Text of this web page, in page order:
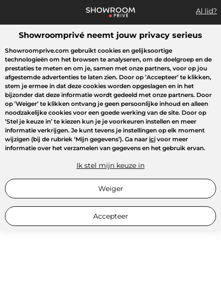
Al lid?
Wat zoek je?
Overzicht sales Sport Fashion Kids Beauty
Showroomprivé neemt jouw privacy serieus
Showroomprive.com gebruikt cookies en gelijksoortige
technologieën om het browsen te analyseren, om de doelgroep en de
prestaties te meten en om je, samen met onze partners, voor op jou
afgestemde advertenties te laten zien. Door op ’Accepteer’ te klikken,
stem je ermee in dat deze cookies worden opgeslagen en in het
bijzonder dat deze informatie wordt gedeeld met onze partners. Door
op ’Weiger’ te klikken ontvang je geen persoonlijke inhoud en alleen
noodzakelijke cookies voor een goede werking van de site. Door op
’Stel je keuze in’ te kiezen kun je je voorkeuren instellen en meer
informatie verkrijgen. Je kunt tevens je instellingen op elk moment
wijzigen (bij de rubriek ‘Mijn gegevens’). Ga naar ici voor meer
informatie over het verzamelen van gegevens en het gebruik ervan.
Ik stel mijn keuze in
Weiger
Accepteer